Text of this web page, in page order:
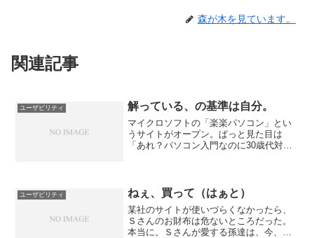
森が木を見ています。
関連記事
ユーザビリティ 解っている、の基準は自分。
マイクロソフトの「楽楽パソコン」とい
うサイトがオープン。ぱっと見た目は
「あれ？パソコン入門なのに30歳代対
人の多い会社で働いておりま...
ユーザビリティ ねぇ、買って（はぁと）
某社のサイトが使いづらくなかったら、
Ｓさんのお財布は危ないところだった。
本当に。Ｓさんが愛する孫達は、今、イ